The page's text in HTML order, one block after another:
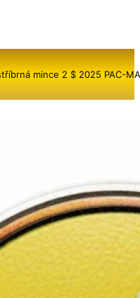
mince 2 $ 2025 PAC-